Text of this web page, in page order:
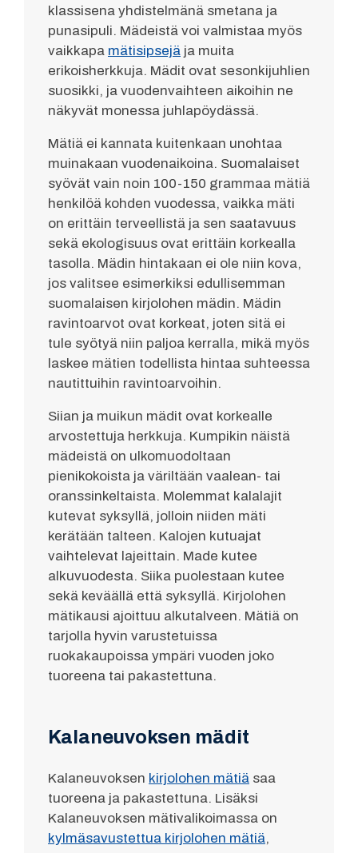
klassisena yhdistelmänä smetana ja
punasipuli. Mädeistä voi valmistaa myös
vaikkapa mätisipsejä ja muita
erikoisherkkuja. Mädit ovat sesonkijuhlien
suosikki, ja vuodenvaihteen aikoihin ne
näkyvät monessa juhlapöydässä.
Mätiä ei kannata kuitenkaan unohtaa
muinakaan vuodenaikoina. Suomalaiset
syövät vain noin 100-150 grammaa mätiä
henkilöä kohden vuodessa, vaikka mäti
on erittäin terveellistä ja sen saatavuus
sekä ekologisuus ovat erittäin korkealla
tasolla. Mädin hintakaan ei ole niin kova,
jos valitsee esimerkiksi edullisemman
suomalaisen kirjolohen mädin. Mädin
ravintoarvot ovat korkeat, joten sitä ei
tule syötyä niin paljoa kerralla, mikä myös
laskee mätien todellista hintaa suhteessa
nautittuihin ravintoarvoihin.
Siian ja muikun mädit ovat korkealle
arvostettuja herkkuja. Kumpikin näistä
mädeistä on ulkomuodoltaan
pienikokoista ja väriltään vaalean- tai
oranssinkeltaista. Molemmat kalalajit
kutevat syksyllä, jolloin niiden mäti
kerätään talteen. Kalojen kutuajat
vaihtelevat lajeittain. Made kutee
alkuvuodesta. Siika puolestaan kutee
sekä keväällä että syksyllä. Kirjolohen
mätikausi ajoittuu alkutalveen. Mätiä on
tarjolla hyvin varustetuissa
ruokakaupoissa ympäri vuoden joko
tuoreena tai pakastettuna.
Kalaneuvoksen mädit
Kalaneuvoksen kirjolohen mätiä saa
tuoreena ja pakastettuna. Lisäksi
Kalaneuvoksen mätivalikoimassa on
kylmäsavustettua kirjolohen mätiä,